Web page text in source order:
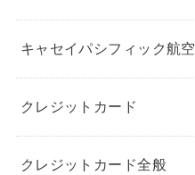
キャセイパシフィック航空
クレジットカード
クレジットカード全般